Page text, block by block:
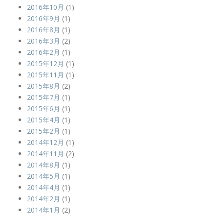
2016年10月 (1)
2016年9月 (1)
2016年8月 (1)
2016年3月 (2)
2016年2月 (1)
2015年12月 (1)
2015年11月 (1)
2015年8月 (2)
2015年7月 (1)
2015年6月 (1)
2015年4月 (1)
2015年2月 (1)
2014年12月 (1)
2014年11月 (2)
2014年8月 (1)
2014年5月 (1)
2014年4月 (1)
2014年2月 (1)
2014年1月 (2)